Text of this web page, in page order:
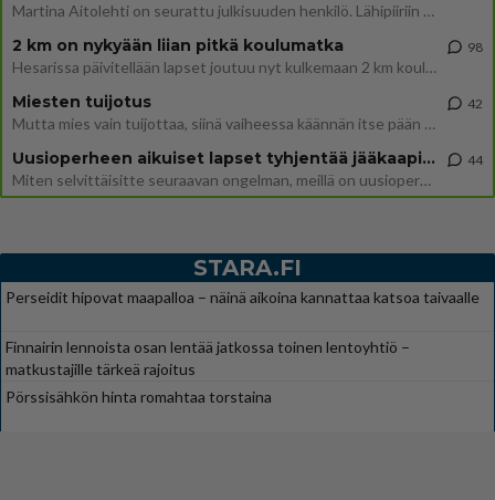
Martina Aitolehti on seurattu julkisuuden henkilö. Lähipiiriin mahtuu muitakin tunnettuja henkilöitä. Tiesitkö, että Ma
2 km on nykyään liian pitkä koulumatka
Hesarissa päivitellään lapset joutuu nyt kulkemaan 2 km kouluun jösses. Ruostefillarilla tuo matka menee vaikka miten äk
98
Miesten tuijotus
Mutta mies vain tuijottaa, siinä vaiheessa käännän itse pään pois. Mikä juttu? Yleensä jos joku tuijottaa tai katsoo, hä
42
Uusioperheen aikuiset lapset tyhjentää jääkaapin käydessään
Miten selvittäisitte seuraavan ongelman, meillä on uusioperhe, minulla teini-ikäiset lapset ja puolisolla aikuiset, jotk
44
STARA.FI
Perseidit hipovat maapalloa – näinä aikoina kannattaa katsoa taivaalle
Finnairin lennoista osan lentää jatkossa toinen lentoyhtiö –
matkustajille tärkeä rajoitus
Pörssisähkön hinta romahtaa torstaina